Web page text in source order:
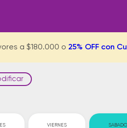
a $180.000 o 25% OFF con
VIERNES SABADO